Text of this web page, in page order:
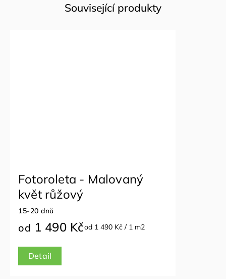
Související produkty
Fotoroleta - Malovaný
květ růžový
15-20 dnů
od 1 490 Kčod 1 490 Kč / 1 m2
Detail